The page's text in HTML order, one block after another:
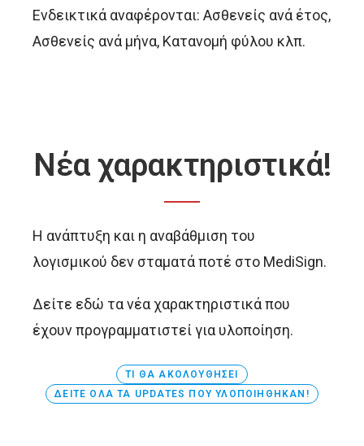
Ενδεικτικά αναφέρονται: Ασθενείς ανά έτος,
Ασθενείς ανά μήνα, Κατανομή φύλου κλπ.
Νέα χαρακτηριστικά!
Η ανάπτυξη και η αναβάθμιση του
λογισμικού δεν σταματά ποτέ στο MediSign.
Δείτε εδώ τα νέα χαρακτηριστικά που
έχουν προγραμματιστεί για υλοποίηση.
ΤΙ ΘΑ ΑΚΟΛΟΥΘΉΣΕΙ
ΔΕΊΤΕ ΌΛΑ ΤΑ UPDATES ΠΟΥ ΥΛΟΠΟΙΉΘΗΚΑΝ!